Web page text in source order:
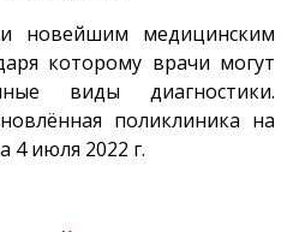
новейшим медицинским
которому врачи могут
виды диагностики.
поликлиника на
4 июля 2022 г.